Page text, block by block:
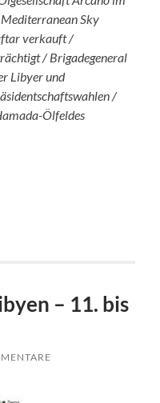
Sky
verkauft /
/ Brigadegeneral
Libyer und
/
Ölfeldes
– 11. bis